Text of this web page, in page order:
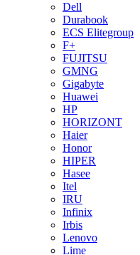
Dell
Durabook
ECS Elitegroup
F+
FUJITSU
GMNG
Gigabyte
Huawei
HP
HORIZONT
Haier
Honor
HIPER
Hasee
Itel
IRU
Infinix
Irbis
Lenovo
Lime